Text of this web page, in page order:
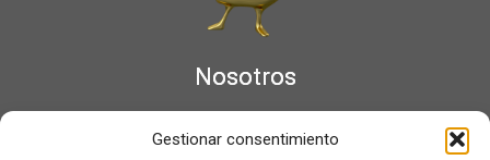
Gestionar consentimiento
Nosotros
Aviso legal